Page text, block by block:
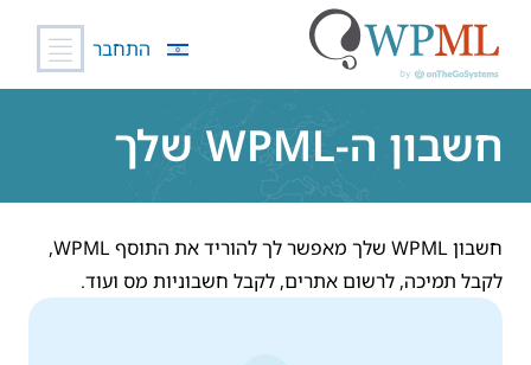
התחבר
חשבון ה-WPML שלך
חשבון WPML שלך מאפשר לך להוריד את התוסף WPML,
לקבל תמיכה, לרשום אתרים, לקבל חשבוניות מס ועוד.